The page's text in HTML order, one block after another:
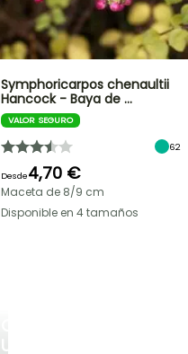
UN
Symphoricarpos chenaultii
Hancock - Baya de …
VALOR SEGURO
62
Desde4,70 €
Maceta de 8/9 cm
Disponible en 4 tamaños